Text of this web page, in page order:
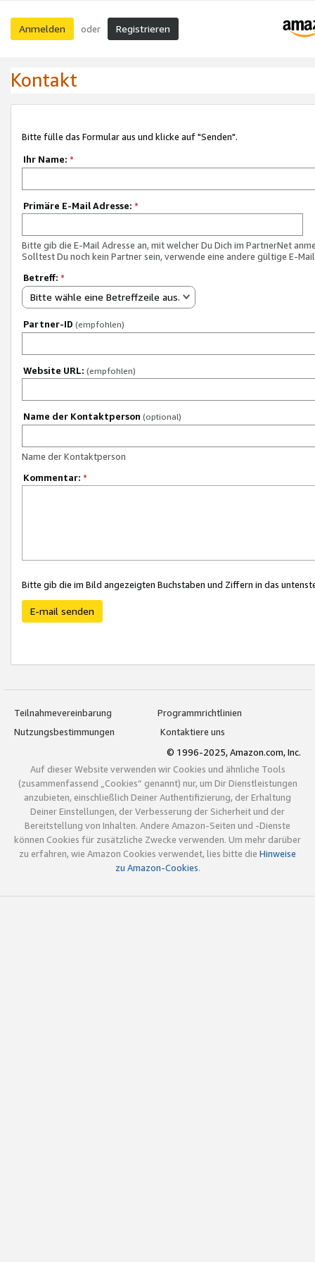
Anmelden oder Registrieren
Kontakt
Bitte fülle das Formular aus und klicke auf "Senden".
Ihr Name: *
Primäre E-Mail Adresse: *
Bitte gib die E-Mail Adresse an, mit welcher Du Dich im PartnerNet
Solltest Du noch kein Partner sein, verwende eine andere gültige E-
Betreff: *
Bitte wähle eine Betreffzeile aus.
Partner-ID (empfohlen)
Website URL: (empfohlen)
Name der Kontaktperson (optional)
Name der Kontaktperson
Kommentar: *
Bitte gib die im Bild angezeigten Buchstaben und Ziffern in das
E-mail senden
Teilnahmevereinbarung
Programmrichtlinien
Nutzungsbestimmungen
Kontaktiere uns
© 1996-2025, Amazon.com, Inc.
Auf dieser Website verwenden wir Cookies und ähnliche Tools
(zusammenfassend „Cookies“ genannt) nur, um Dir Dienstleistungen
anzubieten, einschließlich Deiner Authentifizierung, der Erhaltung
Deiner Einstellungen, der Verbesserung der Sicherheit und der
Bereitstellung von Inhalten. Andere Amazon-Seiten und -Dienste
können Cookies für zusätzliche Zwecke verwenden. Um mehr darüber
zu erfahren, wie Amazon Cookies verwendet, lies bitte die Hinweise
zu Amazon-Cookies.